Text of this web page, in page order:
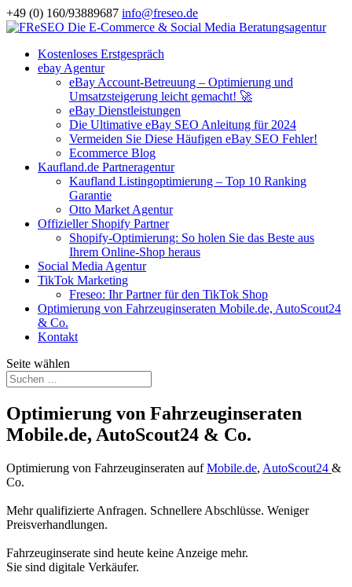
+49 (0) 160/93889687 info@freseo.de
Kostenloses Erstgespräch
ebay Agentur
eBay Account-Betreuung – Optimierung und
Umsatzsteigerung leicht gemacht! 🚀
eBay Dienstleistungen
Die Ultimative eBay SEO Anleitung für 2024
Vermeiden Sie Diese Häufigen eBay SEO Fehler!
Ecommerce Blog
Kaufland.de Partneragentur
Kaufland Listingoptimierung – Top 10 Ranking
Garantie
Otto Market Agentur
Offizieller Shopify Partner
Shopify-Optimierung: So holen Sie das Beste aus
Ihrem Online-Shop heraus
Social Media Agentur
TikTok Marketing
Freseo: Ihr Partner für den TikTok Shop
Optimierung von Fahrzeuginseraten Mobile.de, AutoScout24
& Co.
Kontakt
Seite wählen
Optimierung von Fahrzeuginseraten
Mobile.de, AutoScout24 & Co.
Optimierung von Fahrzeuginseraten aufMobile.de, AutoScout24 &
Co.
Mehr qualifizierte Anfragen. Schnellere Abschlüsse. Weniger
Preisverhandlungen.
Fahrzeuginserate sind heute keine Anzeige mehr.
Sie sind digitale Verkäufer.